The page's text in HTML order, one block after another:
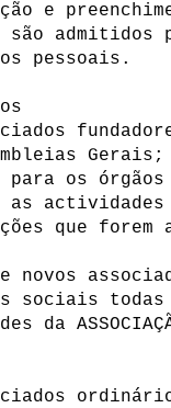
e
admitidos
pessoais.
Gerais;
os órgãos
actividades
que forem
novos
todas
da